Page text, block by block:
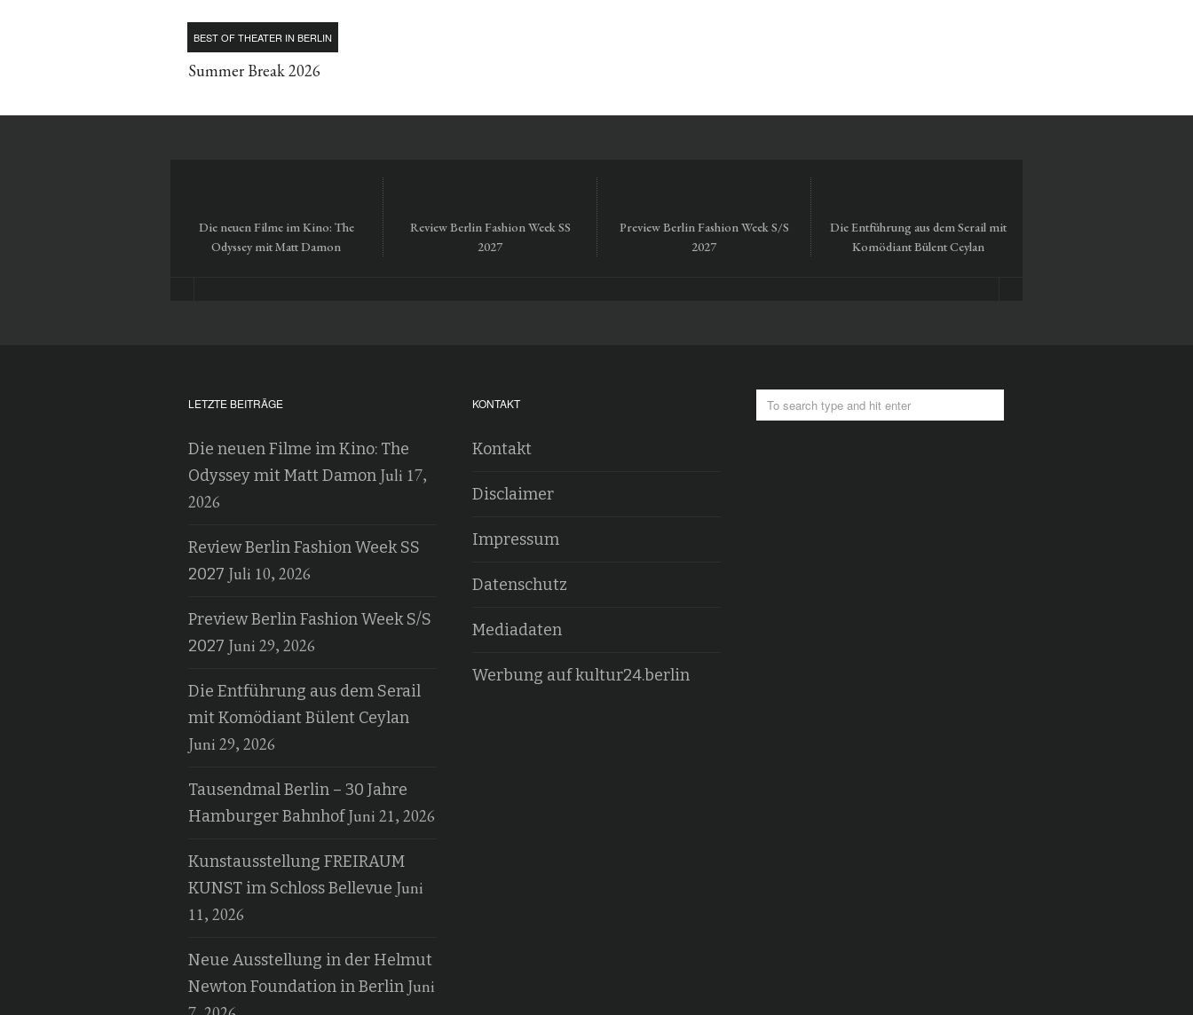
BEST OF THEATER IN BERLIN
Summer Break 2026
Die neuen Filme im Kino: The
Odyssey mit Matt Damon
Review Berlin Fashion Week SS
2027
Preview Berlin Fashion Week S/S
2027
Die Entführung aus dem Serail mit
Komödiant Bülent Ceylan
LETZTE BEITRÄGE
Die neuen Filme im Kino: The
Odyssey mit Matt Damon Juli 17,
2026
Review Berlin Fashion Week SS
2027 Juli 10, 2026
Preview Berlin Fashion Week S/S
2027 Juni 29, 2026
Die Entführung aus dem Serail
mit Komödiant Bülent Ceylan
Juni 29, 2026
Tausendmal Berlin – 30 Jahre
Hamburger Bahnhof Juni 21, 2026
Kunstausstellung FREIRAUM
KUNST im Schloss Bellevue Juni
11, 2026
Neue Ausstellung in der Helmut
Newton Foundation in Berlin Juni
KONTAKT
Kontakt
Disclaimer
Impressum
Datenschutz
Mediadaten
Werbung auf kultur24.berlin